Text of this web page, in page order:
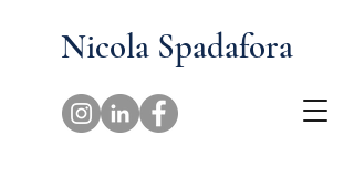
Nicola Spadafora